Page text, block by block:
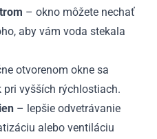
– okno môžete nechať
aby vám voda stekala
otvorenom okne sa
vyšších rýchlostiach.
– lepšie odvetrávanie
alebo ventiláciu